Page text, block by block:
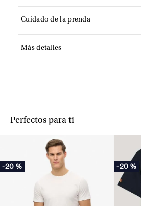
Cuidado de la prenda
Más detalles
Perfectos para ti
-20 % -20 %